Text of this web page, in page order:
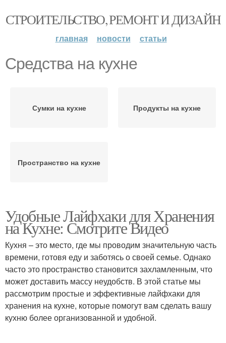
СТРОИТЕЛЬСТВО, РЕМОНТ И ДИЗАЙН
главная новости статьи
Средства на кухне
Сумки на кухне Продукты на кухне
Пространство на кухне
Удобные Лайфхаки для Хранения
на Кухне: Смотрите Видео
Кухня – это место, где мы проводим значительную часть
времени, готовя еду и заботясь о своей семье. Однако
часто это пространство становится захламленным, что
может доставить массу неудобств. В этой статье мы
рассмотрим простые и эффективные лайфхаки для
хранения на кухне, которые помогут вам сделать вашу
кухню более организованной и удобной.